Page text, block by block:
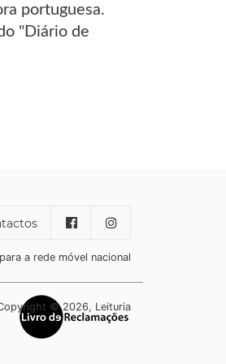
portuguesa.
"Diário de
a rede móvel nacional
© 2026, Leituria